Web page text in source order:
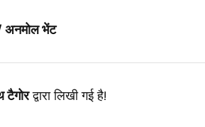
भेंट
टैगोरद्वारा लिखी गई है!